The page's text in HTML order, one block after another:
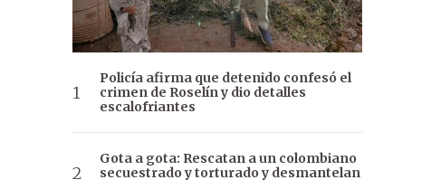
Policía afirma que detenido confesó el
crimen de Roselín y dio detalles
escalofriantes
Gota a gota: Rescatan a un colombiano
secuestrado y torturado y desmantelan